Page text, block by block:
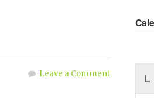
Leave a Comment L